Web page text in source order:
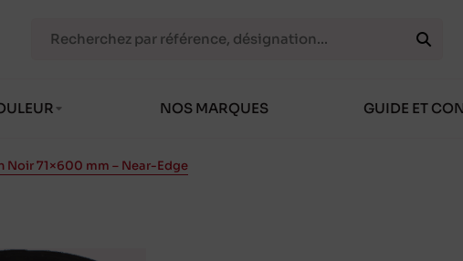
NOS MARQUES GUIDE ET
Noir 71×600 mm – Near-Edge